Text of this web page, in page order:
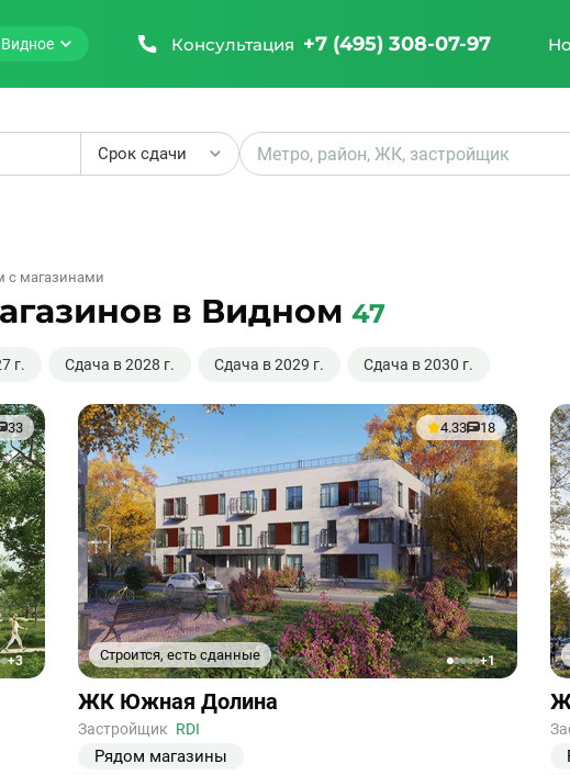
Видное Консультация +7 (495) 308-07-97
₽
Срок сдачи
с магазинами
в Видном 47
г. Сдача в 2028 г. Сдача в 2029 г. Сдача в 2030 г.
33
5+3 Строится, есть сданные
4.33 18
12345+1
Ссылка
на
объект
ЖК Южная Долина
Застройщик RDI
Рядом магазины
на